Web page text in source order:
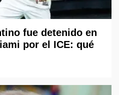
fue detenido en
por el ICE: qué